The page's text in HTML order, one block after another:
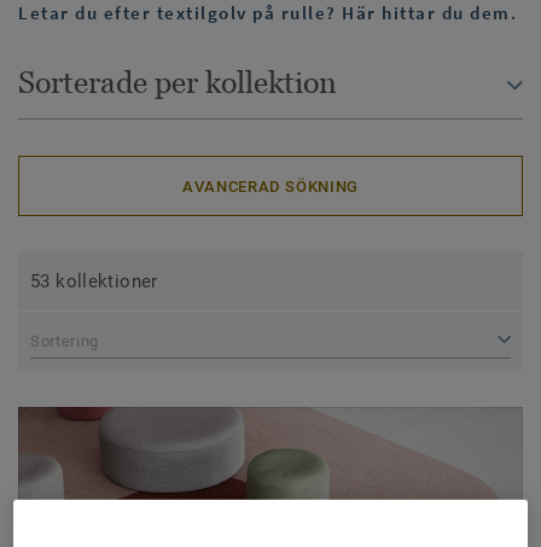
Letar du efter textilgolv på rulle? Här hittar du dem.
Sorterade per kollektion
AVANCERAD SÖKNING
53 kollektioner
Sortering